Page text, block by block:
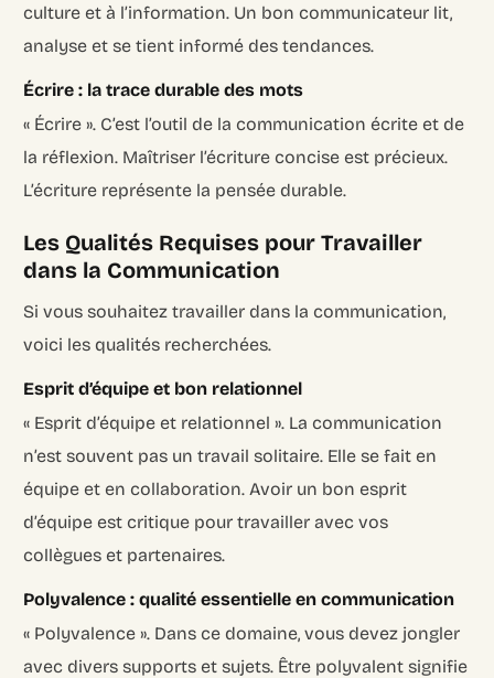
culture et à l’information. Un bon communicateur lit,
analyse et se tient informé des tendances.
Écrire : la trace durable des mots
« Écrire ». C’est l’outil de la communication écrite et de
la réflexion. Maîtriser l’écriture concise est précieux.
L’écriture représente la pensée durable.
Les Qualités Requises pour Travailler
dans la Communication
Si vous souhaitez travailler dans la communication,
voici les qualités recherchées.
Esprit d’équipe et bon relationnel
« Esprit d’équipe et relationnel ». La communication
n’est souvent pas un travail solitaire. Elle se fait en
équipe et en collaboration. Avoir un bon esprit
d’équipe est critique pour travailler avec vos
collègues et partenaires.
Polyvalence : qualité essentielle en communication
« Polyvalence ». Dans ce domaine, vous devez jongler
avec divers supports et sujets. Être polyvalent signifie